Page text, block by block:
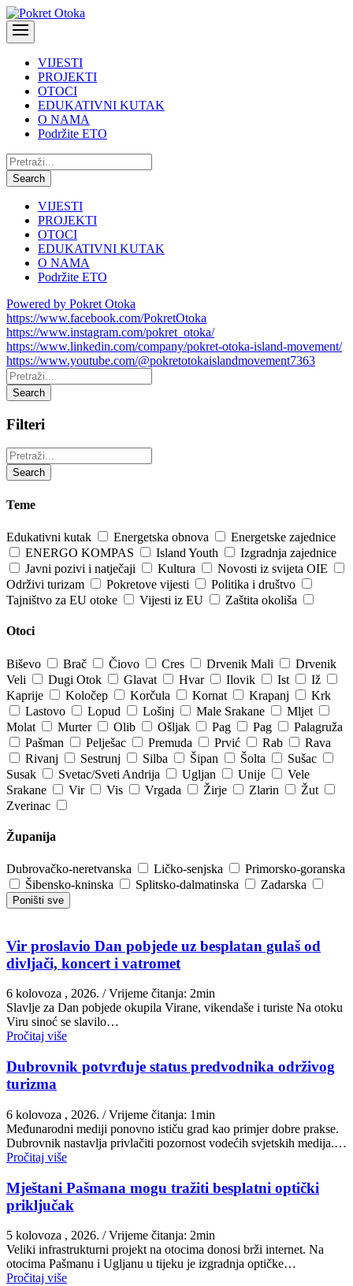
VIJESTI
PROJEKTI
OTOCI
EDUKATIVNI KUTAK
O NAMA
Podržite ETO
Pretraži:
Search
VIJESTI
PROJEKTI
OTOCI
EDUKATIVNI KUTAK
O NAMA
Podržite ETO
Powered by Pokret Otoka
https://www.facebook.com/PokretOtoka
https://www.instagram.com/pokret_otoka/
https://www.linkedin.com/company/pokret-otoka-island-movement/
https://www.youtube.com/@pokretotokaislandmovement7363
Pretraži:
Search
Filteri
Pretraži:
Search
Teme
Edukativni kutak Energetska obnova
Energetske zajednice
ENERGO KOMPAS
Island Youth
Izgradnja zajednice
Javni pozivi i natječaji
Kultura
Novosti iz svijeta OIE
Održivi turizam
Pokretove vijesti
Politika i društvo
Tajništvo za EU otoke
Vijesti iz EU Zaštita okoliša
Otoci
Biševo Brač Čiovo Cres Drvenik Mali
Drvenik
Veli
Dugi Otok Glavat Hvar Ilovik Ist
Iž
Kaprije
Koločep Korčula Kornat Krapanj
Krk
Lastovo
Lopud Lošinj Male Srakane
Mljet
Molat
Murter Olib Ošljak Pag Pag
Palagruža
Pašman
Pelješac Premuda Prvić Rab
Rava
Rivanj
Sestrunj Silba Šipan Šolta
Sušac
Susak
Svetac/Sveti Andrija Ugljan Unije
Vele
Srakane
Vir Vis Vrgada Žirje Zlarin
Žut
Zverinac
Županija
Dubrovačko-neretvanska Ličko-senjska
Primorsko-goranska
Šibensko-kninska
Splitsko-dalmatinska Zadarska
Poništi sve
Vir proslavio Dan pobjede uz besplatan gulaš od
divljači, koncert i vatromet
6 kolovoza , 2026. / Vrijeme čitanja: 2min
Slavlje za Dan pobjede okupila Virane, vikendaše i turiste Na otoku
Viru sinoć se slavilo…
Pročitaj više
Dubrovnik potvrđuje status predvodnika održivog
turizma
6 kolovoza , 2026. / Vrijeme čitanja: 1min
Međunarodni mediji ponovno ističu grad kao primjer dobre prakse.
Dubrovnik nastavlja privlačiti pozornost vodećih svjetskih medija.…
Pročitaj više
Mještani Pašmana mogu tražiti besplatni optički
priključak
5 kolovoza , 2026. / Vrijeme čitanja: 2min
Veliki infrastrukturni projekt na otocima donosi brži internet. Na
otocima Pašmanu i Ugljanu u tijeku je izgradnja optičke…
Pročitaj više